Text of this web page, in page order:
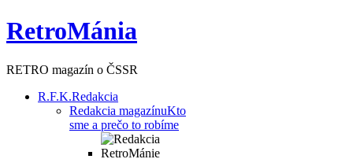
RetroMánia
RETRO magazín o ČSSR
R.F.K.Redakcia
Redakcia magazínuKto
sme a prečo to robíme